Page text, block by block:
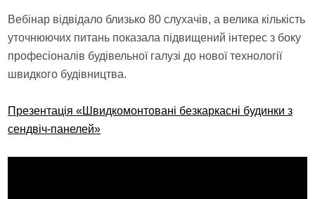
Вебінар відвідало близько 80 слухачів, а велика кількість
уточнюючих питань показала підвищений інтерес з боку
професіоналів будівельної галузі до нової технології
швидкого будівництва.
Презентація «Швидкомонтовані безкаркасні будинки з
сендвіч-панелей»